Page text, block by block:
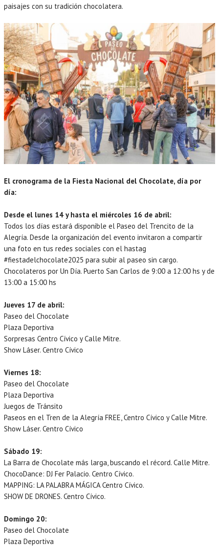
paisajes con su tradición chocolatera.
El cronograma de la Fiesta Nacional del Chocolate, día por
día:
Desde el lunes 14 y hasta el miércoles 16 de abril:
Todos los días estará disponible el Paseo del Trencito de la
Alegría. Desde la organización del evento invitaron a compartir
una foto en tus redes sociales con el hastag
#fiestadelchocolate2025 para subir al paseo sin cargo.
Chocolateros por Un Día. Puerto San Carlos de 9:00 a 12:00 hs y de
13:00 a 15:00 hs
Jueves 17 de abril:
Paseo del Chocolate
Plaza Deportiva
Sorpresas Centro Cívico y Calle Mitre.
Show Láser. Centro Cívico
Viernes 18:
Paseo del Chocolate
Plaza Deportiva
Juegos de Tránsito
Paseos en el Tren de la Alegría FREE, Centro Cívico y Calle Mitre.
Show Láser. Centro Cívico
Sábado 19:
La Barra de Chocolate más larga, buscando el récord. Calle Mitre.
ChocoDance: DJ Fer Palacio. Centro Cívico.
MAPPING: LA PALABRA MÁGICA Centro Cívico.
SHOW DE DRONES. Centro Cívico.
Domingo 20:
Paseo del Chocolate
Plaza Deportiva